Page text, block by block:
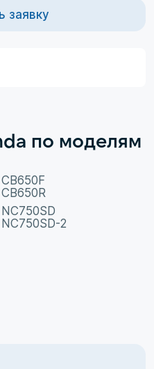
заявку
по моделям
CB650F
CB650R
NC750SD
NC750SD-2